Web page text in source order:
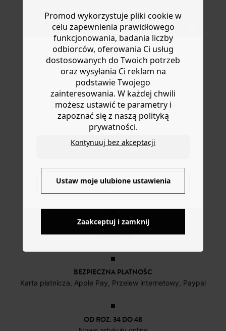
Do you want to be redirected to
www.promod.com ?
YES
NO
lub wymianę.
sportowej. W połączeniu z biżuterią staje się miejskim
must-have. A z parą sportowych spodenek to prawdziwy
przebój! Gładki prążkowany jersey. Dopasowany krój.
Zaokrąglony dekolt.
DOSTAWA DO PACZKOMATÓW
4 do 6 dni roboczych
DARMOWE ZWROTY
do 30 dni
BEZPIECZNA PŁATNOŚC
Karta płatnicza, Apple Pay, Przelew internetowy, Paypal
OD ROZ. 34 DO 48
Promod wykorzystuje pliki cookie w
celu zapewnienia prawidłowego
funkcjonowania, badania liczby
odbiorców, oferowania Ci usług
dostosowanych do Twoich potrzeb
oraz wysyłania Ci reklam na
podstawie Twojego
zainteresowania. W każdej chwili
możesz ustawić te parametry i
zapoznać się z naszą polityką
prywatności.
Kontynuuj bez akceptacji
Ustaw moje ulubione ustawienia
Zaakceptuj i zamknij